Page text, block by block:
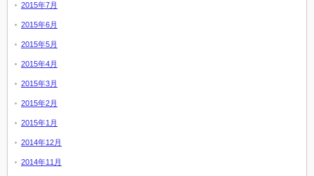
2015年7月
2015年6月
2015年5月
2015年4月
2015年3月
2015年2月
2015年1月
2014年12月
2014年11月